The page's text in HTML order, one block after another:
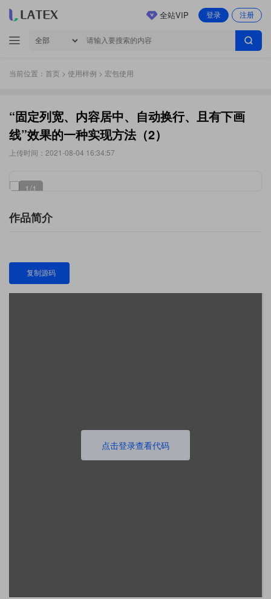
登录 注册
全站VIP
当前位置： 首页 > 使用样例 > 宏包使用
“固定列宽、内容居中、自动换行、且有下画
线”效果的一种实现方法（2）
上传时间：2021-08-04 16:34:57
1/1
作品简介
复制源码
点击登录查看代码